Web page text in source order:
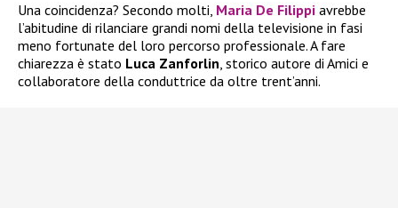
Una coincidenza? Secondo molti, Maria De Filippi avrebbe
l’abitudine di rilanciare grandi nomi della televisione in fasi
meno fortunate del loro percorso professionale. A fare
chiarezza è stato Luca Zanforlin, storico autore di Amici e
collaboratore della conduttrice da oltre trent’anni.